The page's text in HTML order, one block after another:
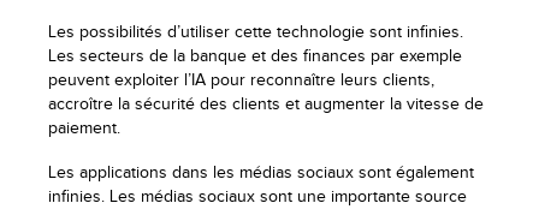
Les possibilités d’utiliser cette technologie sont infinies.
Les secteurs de la banque et des finances par exemple
peuvent exploiter l’IA pour reconnaître leurs clients,
accroître la sécurité des clients et augmenter la vitesse de
paiement.
Les applications dans les médias sociaux sont également
infinies. Les médias sociaux sont une importante source